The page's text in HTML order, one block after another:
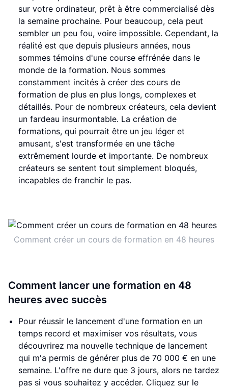
sur votre ordinateur, prêt à être commercialisé dès
la semaine prochaine. Pour beaucoup, cela peut
sembler un peu fou, voire impossible. Cependant, la
réalité est que depuis plusieurs années, nous
sommes témoins d'une course effrénée dans le
monde de la formation. Nous sommes
constamment incités à créer des cours de
formation de plus en plus longs, complexes et
détaillés. Pour de nombreux créateurs, cela devient
un fardeau insurmontable. La création de
formations, qui pourrait être un jeu léger et
amusant, s'est transformée en une tâche
extrêmement lourde et importante. De nombreux
créateurs se sentent tout simplement bloqués,
incapables de franchir le pas.
Comment créer un cours de formation en 48 heures
Comment lancer une formation en 48
heures avec succès
Pour réussir le lancement d'une formation en un
temps record et maximiser vos résultats, vous
découvrirez ma nouvelle technique de lancement
qui m'a permis de générer plus de 70 000 € en une
semaine. L'offre ne dure que 3 jours, alors ne tardez
pas si vous souhaitez y accéder. Cliquez sur le